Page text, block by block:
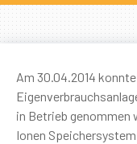
Am 30.04.2014
in Betrieb genommen
Ionen